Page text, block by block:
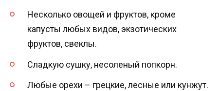
Несколько овощей и фруктов, кроме
капусты любых видов, экзотических
фруктов, свеклы.
Сладкую сушку, несоленый попкорн.
Любые орехи – грецкие, лесные или кунжут.